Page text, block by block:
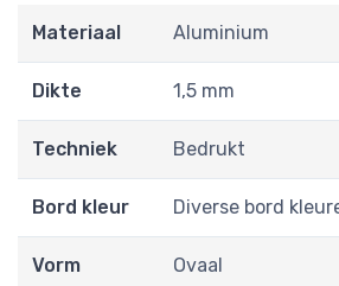
Materiaal Aluminium
Dikte 1,5 mm
Techniek Bedrukt
Bord kleur Diverse bord
Vorm Ovaal